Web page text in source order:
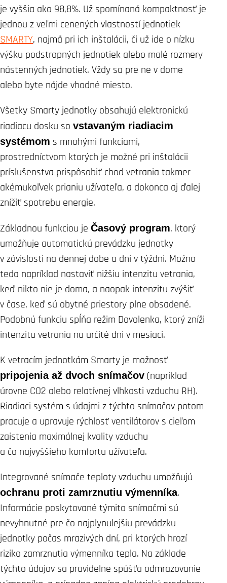
je vyššia ako 98,8%. Už spomínaná kompaktnosť je
jednou z veľmi cenených vlastností jednotiek
SMARTY, najmä pri ich inštalácii, či už ide o nízku
výšku podstropných jednotiek alebo malé rozmery
nástenných jednotiek. Vždy sa pre ne v dome
alebo byte nájde vhodné miesto.
Všetky Smarty jednotky obsahujú elektronickú
riadiacu dosku so vstavaným riadiacim
systémom s mnohými funkciami,
prostredníctvom ktorých je možné pri inštalácii
príslušenstva prispôsobiť chod vetrania takmer
akémukoľvek prianiu užívateľa, a dokonca aj ďalej
znížiť spotrebu energie.
Základnou funkciou je Časový program, ktorý
umožňuje automatickú prevádzku jednotky
v závislosti na dennej dobe a dni v týždni. Možno
teda napríklad nastaviť nižšiu intenzitu vetrania,
keď nikto nie je doma, a naopak intenzitu zvýšiť
v čase, keď sú obytné priestory plne obsadené.
Podobnú funkciu spĺňa režim Dovolenka, ktorý zníži
intenzitu vetrania na určité dni v mesiaci.
K vetracím jednotkám Smarty je možnosť
pripojenia až dvoch snímačov (napríklad
úrovne CO2 alebo relatívnej vlhkosti vzduchu RH).
Riadiaci systém s údajmi z týchto snímačov potom
pracuje a upravuje rýchlosť ventilátorov s cieľom
zaistenia maximálnej kvality vzduchu
a čo najvyššieho komfortu užívateľa.
Integrované snímače teploty vzduchu umožňujú
ochranu proti zamrznutiu výmenníka.
Informácie poskytované týmito snímačmi sú
nevyhnutné pre čo najplynulejšiu prevádzku
jednotky počas mrazivých dní, pri ktorých hrozí
riziko zamrznutia výmenníka tepla. Na základe
týchto údajov sa pravidelne spúšťa odmrazovanie